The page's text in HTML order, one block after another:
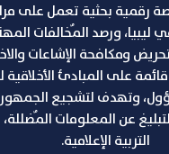
رقمية بحثية تعمل على
ورصد المٌخالفات
ومكافحة الإشاعات
على المبادئ
وتهدف لتشجيع
عن المعلومات
التربية الإعلامية.